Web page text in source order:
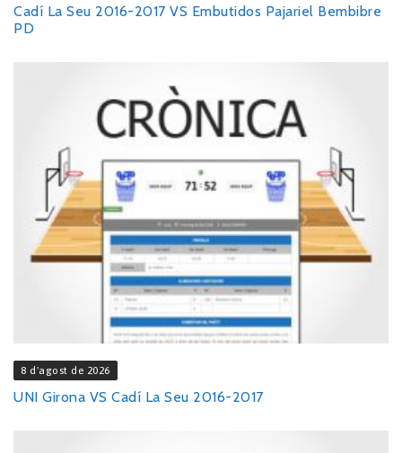
Cadí La Seu 2016-2017 VS Embutidos Pajariel Bembibre
PD
8 d'agost de 2026
UNI Girona VS Cadí La Seu 2016-2017